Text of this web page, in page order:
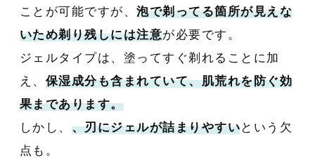
ことが可能ですが、泡で剃ってる箇所が見えな
いため剃り残しには注意が必要です。
ジェルタイプは、塗ってすぐ剃れることに加
え、 保湿成分も含まれていて、肌荒れを防ぐ効
果まであります。
しかし、 、刃にジェルが詰まりやすい という欠
点も。